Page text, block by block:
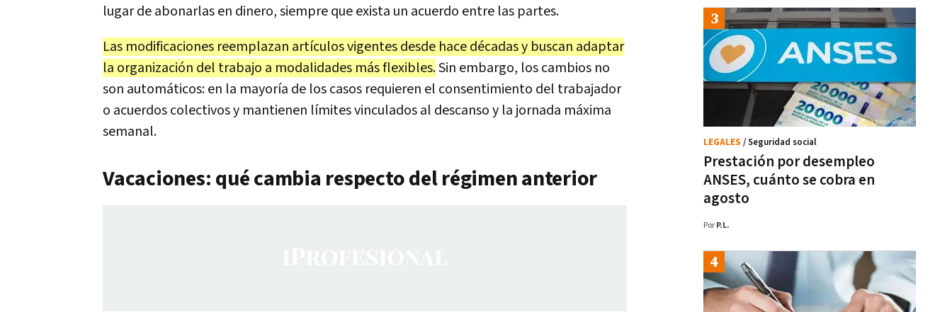
lugar de abonarlas en dinero, siempre que exista un acuerdo entre las partes.
Las modificaciones reemplazan artículos vigentes desde hace décadas y buscan adaptar
la organización del trabajo a modalidades más flexibles.Sin embargo, los cambios no
son automáticos: en la mayoría de los casos requieren el consentimiento del trabajador
o acuerdos colectivos y mantienen límites vinculados al descanso y la jornada máxima
semanal.
Vacaciones: qué cambia respecto del régimen anterior
Prestación por desempleo
ANSES, cuánto se cobra en
agosto
LEGALES / Seguridad social
Por P.L.